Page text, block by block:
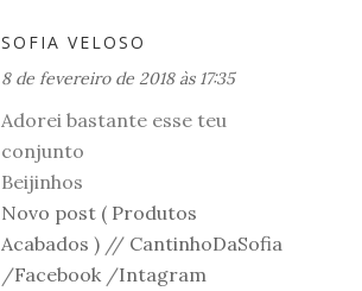
SOFIA VELOSO
8 de fevereiro de 2018 às 17:35
Adorei bastante esse teu
conjunto
Beijinhos
Novo post ( Produtos
Acabados ) // CantinhoDaSofia
/Facebook /Intagram